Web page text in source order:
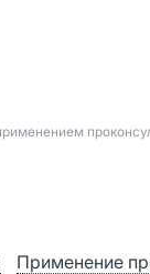
Применение